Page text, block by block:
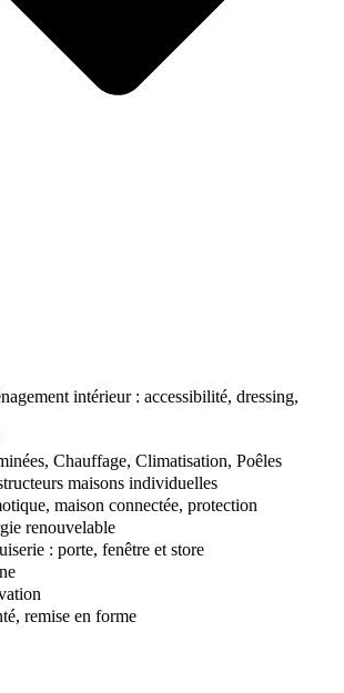
intérieur : accessibilité, dressing,
Chauffage, Climatisation, Poêles
maisons individuelles
maison connectée, protection
renouvelable
: porte, fenêtre et store
remise en forme